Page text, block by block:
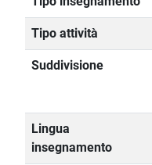
Tipo attività
Suddivisione
Lingua
insegnamento